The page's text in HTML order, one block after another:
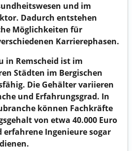
und im
Dadurch entstehen
Möglichkeiten für
Karrierephasen.
in Remscheid ist im
Städten im Bergischen
Die Gehälter variieren
und Erfahrungsgrad. In
können Fachkräfte
von etwa 40.000 Euro
erfahrene Ingenieure sogar